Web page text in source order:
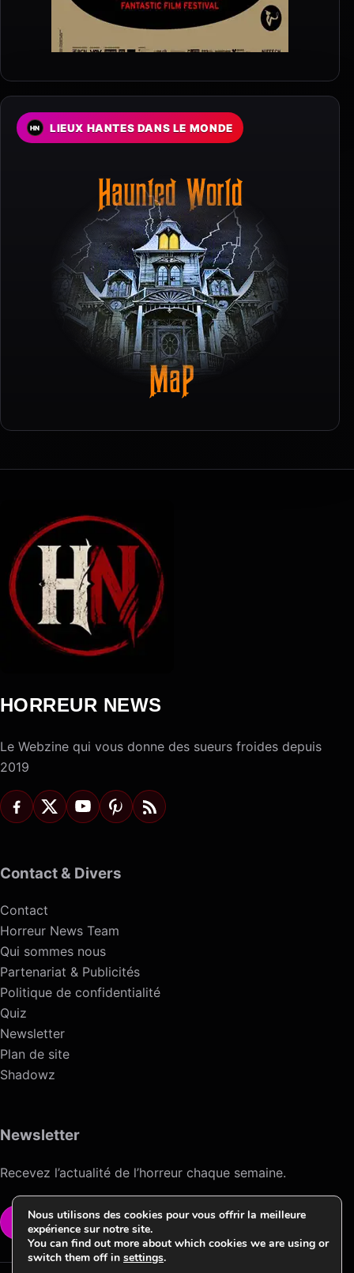
LIEUX HANTES DANS LE MONDE
HORREUR NEWS
Le Webzine qui vous donne des sueurs froides depuis
2019
Contact & Divers
Contact
Horreur News Team
Qui sommes nous
Partenariat & Publicités
Politique de confidentialité
Quiz
Newsletter
Plan de site
Shadowz
Newsletter
Recevez l’actualité de l’horreur chaque semaine.
VOIR LA NEWSLETTER
Nous utilisons des cookies pour vous offrir la meilleure
expérience sur notre site.
You can find out more about which cookies we are using or
switch them off in settings.